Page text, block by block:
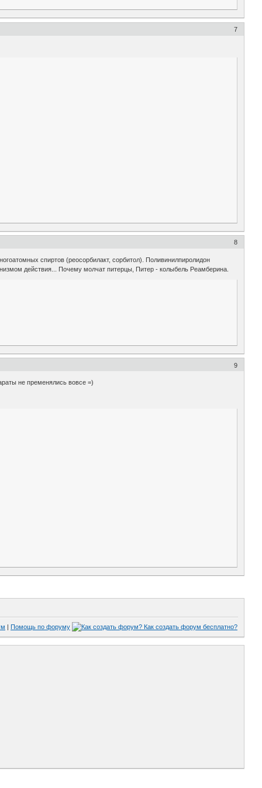
7
8
спиртов (реосорбилакт, сорбитол). Поливинилпиролидон
действия... Почему молчат питерцы, Питер - колыбель Реамберина.
9
не пременялись вовсе =)
| Помощь по форуму